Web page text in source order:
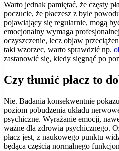
Warto jednak pamiętać, że częsty
poczucie, że płaczesz z byle
pojawiający się regularnie, mogą
emocjonalny wymaga
oczyszczenie, lecz objaw
taki wzorzec, warto sprawdzić np.
zastanowić się, kiedy sięgnąć po
Czy tłumić płacz to
Nie. Badania konsekwentnie
poziom pobudzenia układu
psychiczne. Wyrażanie emocji,
ważne dla zdrowia psychicznego.
płacz jest, z naukowego punktu
będąca częścią normalnego